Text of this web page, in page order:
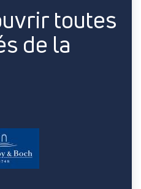
toutes
de la